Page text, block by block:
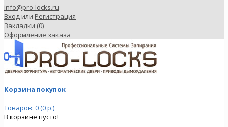
info@pro-locks.ru
Вход или Регистрация
Закладки (0)
Оформление заказа
Корзина покупок
Товаров: 0 (0 р.)
В корзине пусто!